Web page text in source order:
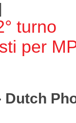
turno
per
Dutch